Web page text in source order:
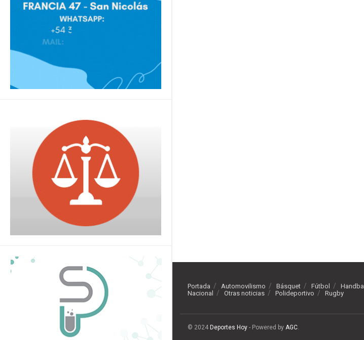
Portada Automovilismo Básquet Fútbol Handball
Nacional
Otras noticias Polideportivo Rugby
© 2024 Deportes Hoy - Powered by AGC.